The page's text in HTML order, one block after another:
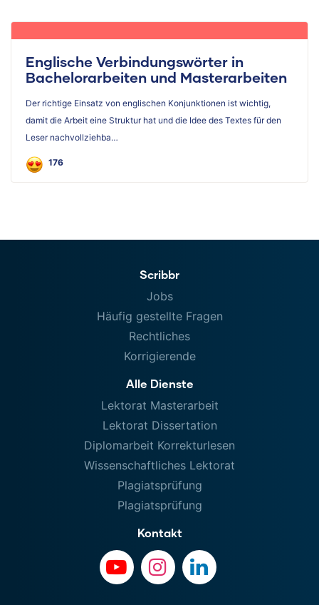
Englische Verbindungswörter in
Bachelorarbeiten und Masterarbeiten
Der richtige Einsatz von englischen Konjunktionen ist wichtig,
damit die Arbeit eine Struktur hat und die Idee des Textes für den
Leser nachvollziehba…
176
Scribbr
Jobs
Häufig gestellte Fragen
Rechtliches
Korrigierende
Alle Dienste
Lektorat Masterarbeit
Lektorat Dissertation
Diplomarbeit Korrekturlesen
Wissenschaftliches Lektorat
Plagiatsprüfung
Plagiatsprüfung
Kontakt